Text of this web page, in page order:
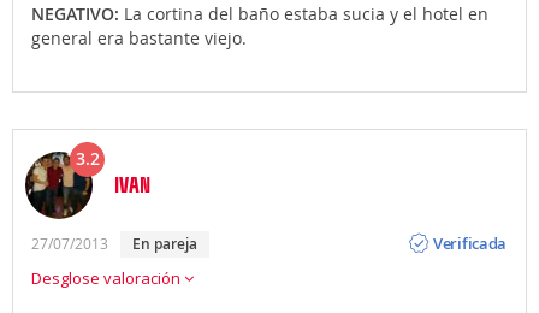
NEGATIVO: La cortina del baño estaba sucia y el hotel en
general era bastante viejo.
3.2
IVAN
27/07/2013 en pareja
Verificada
Desglose valoración